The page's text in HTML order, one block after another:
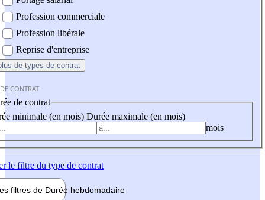
Profession commerciale
Profession libérale
Reprise d'entreprise
de types de contrat
CONTRAT
de contrat
minimale (en mois) Durée maximale (en mois)
mois
le filtre du type de contrat
filtres de Durée hebdomadaire